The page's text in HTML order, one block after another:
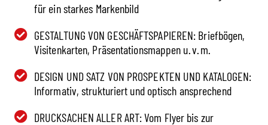
für ein starkes Markenbild
GESTALTUNG VON GESCHÄFTSPAPIEREN: Briefbögen,
Visitenkarten, Präsentationsmappen u. v. m.
DESIGN UND SATZ VON PROSPEKTEN UND KATALOGEN:
Informativ, strukturiert und optisch ansprechend
DRUCKSACHEN ALLER ART: Vom Flyer bis zur